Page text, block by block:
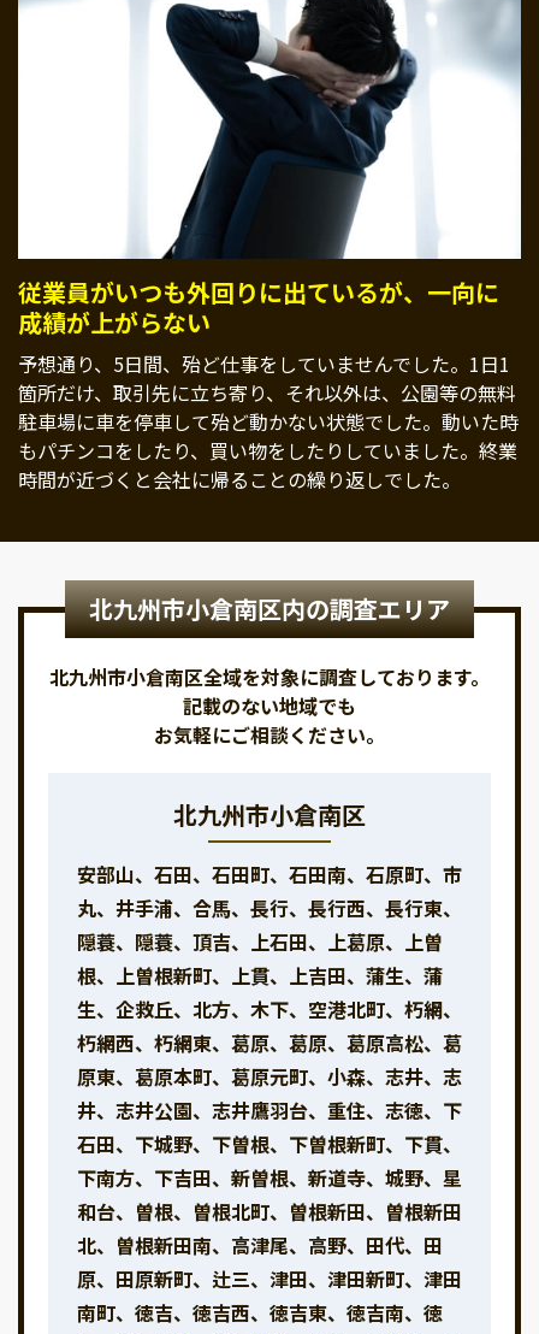
従業員がいつも外回りに出ているが、一向に
成績が上がらない
予想通り、5日間、殆ど仕事をしていませんでした。1日1
箇所だけ、取引先に立ち寄り、それ以外は、公園等の無料
駐車場に車を停車して殆ど動かない状態でした。動いた時
もパチンコをしたり、買い物をしたりしていました。終業
時間が近づくと会社に帰ることの繰り返しでした。
北九州市小倉南区内の調査エリア
北九州市小倉南区全域を対象に調査しております。
記載のない地域でも
お気軽にご相談ください。
北九州市小倉南区
安部山、石田、石田町、石田南、石原町、市
丸、井手浦、合馬、長行、長行西、長行東、
隠蓑、隠蓑、頂吉、上石田、上葛原、上曽
根、上曽根新町、上貫、上吉田、蒲生、蒲
生、企救丘、北方、木下、空港北町、朽網、
朽網西、朽網東、葛原、葛原、葛原高松、葛
原東、葛原本町、葛原元町、小森、志井、志
井、志井公園、志井鷹羽台、重住、志徳、下
石田、下城野、下曽根、下曽根新町、下貫、
下南方、下吉田、新曽根、新道寺、城野、星
和台、曽根、曽根北町、曽根新田、曽根新田
北、曽根新田南、高津尾、高野、田代、田
原、田原新町、辻三、津田、津田新町、津田
南町、徳吉、徳吉西、徳吉東、徳吉南、徳